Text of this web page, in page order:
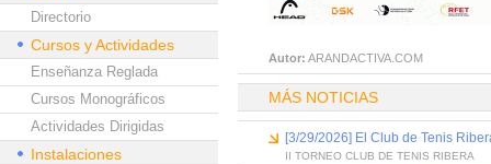
Directorio
Cursos y Actividades
Enseñanza Reglada
Cursos Monográficos
Actividades Dirigidas
Instalaciones
Autor: ARANDACTIVA.COM
MÁS NOTICIAS
[3/29/2026] El Club de Tenis
II TORNEO CLUB DE TENIS RIBERA